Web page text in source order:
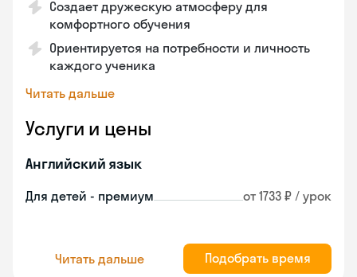
Создает дружескую атмосферу для
комфортного обучения
Ориентируется на потребности и личность
каждого ученика
Читать дальше
Услуги и цены
Английский язык
Для детей - премиум от 1733 ₽ / урок
Читать дальше Подобрать время